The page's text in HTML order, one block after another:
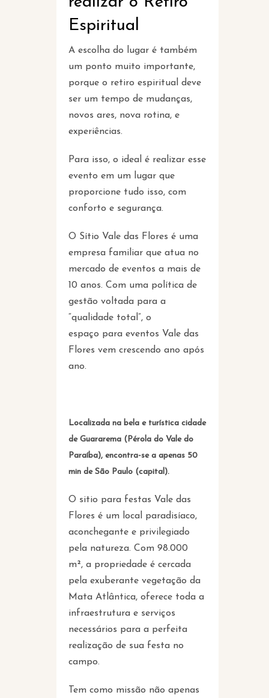
Espiritual
A escolha do lugar é também
um ponto muito importante,
porque o retiro espiritual deve
ser um tempo de mudanças,
novos ares, nova rotina, e
experiências.
Para isso, o ideal é realizar esse
evento em um lugar que
proporcione tudo isso, com
conforto e segurança.
O Sítio Vale das Flores é uma
empresa familiar que atua no
mercado de eventos a mais de
10 anos. Com uma política de
gestão voltada para a
“qualidade total”, o
espaço para eventos Vale das
Flores vem crescendo ano após
ano.
Localizada na bela e turística cidade
de Guararema (Pérola do Vale do
Paraíba), encontra-se a apenas 50
min de São Paulo (capital).
O sitio para festas Vale das
Flores é um local paradisíaco,
aconchegante e privilegiado
pela natureza. Com 98.000
m², a propriedade é cercada
pela exuberante vegetação da
Mata Atlântica, oferece toda a
infraestrutura e serviços
necessários para a perfeita
realização de sua festa no
campo.
Tem como missão não apenas